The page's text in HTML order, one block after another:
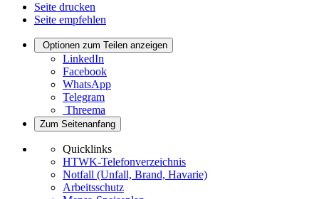
Seite drucken
Seite empfehlen
Optionen zum Teilen anzeigen
LinkedIn
Facebook
WhatsApp
Telegram
Threema
Zum Seitenanfang
Quicklinks
HTWK-Telefonverzeichnis
Notfall (Unfall, Brand, Havarie)
Arbeitsschutz